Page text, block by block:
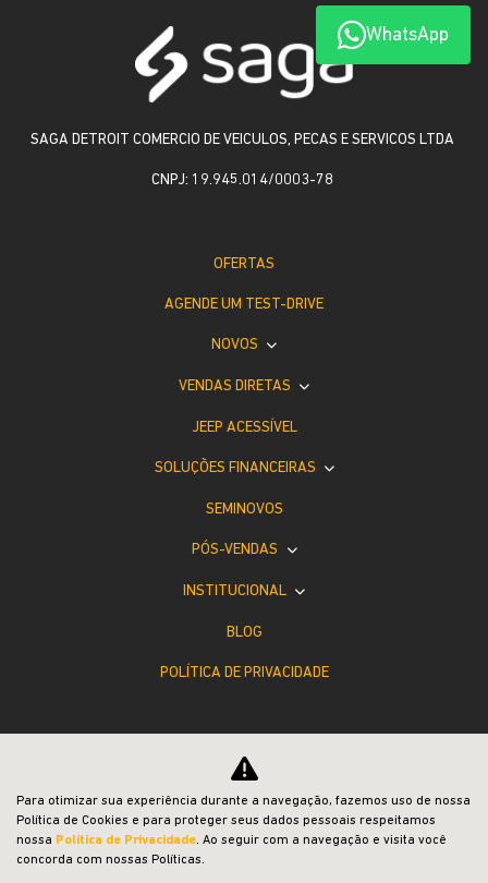
WhatsApp
SAGA DETROIT COMERCIO DE VEICULOS, PECAS E SERVICOS LTDA
CNPJ: 19.945.014/0003-78
OFERTAS
AGENDE UM TEST-DRIVE
NOVOS
VENDAS DIRETAS
JEEP ACESSÍVEL
SOLUÇÕES FINANCEIRAS
SEMINOVOS
PÓS-VENDAS
INSTITUCIONAL
BLOG
POLÍTICA DE PRIVACIDADE
Desacelere. Seu bem maior é a vida.
Para otimizar sua experiência durante a navegação, fazemos uso de nossa
Política de Cookies e para proteger seus dados pessoais respeitamos
nossa Política de Privacidade. Ao seguir com a navegação e visita você
concorda com nossas Políticas.